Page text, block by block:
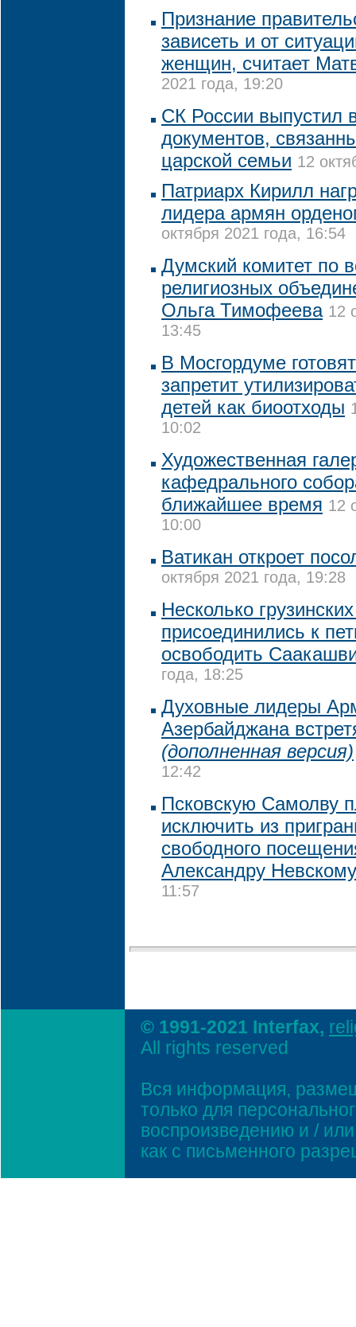
Признание
зависеть и от
женщин, считает
2021 года, 19:20
СК России выпустил
документов,
царской семьи 12
Патриарх Кирилл
лидера армян
октября 2021 года, 16:54
Думский комитет по
религиозных
Ольга Тимофеева 12
13:45
В Мосгордуме
запретит
детей как биоотходы
10:02
Художественная
кафедрального
ближайшее время 12
10:00
Ватикан откроет
октября 2021 года, 19:28
Несколько
присоединились к
освободить
года, 18:25
Духовные лидеры
Азербайджана
(дополненная версия)
12:42
Псковскую Самолву
исключить из
свободного
Александру Невскому
11:57
© 1991-2021 Interfax,
All rights reserved
Вся информация,
только для
воспроизведению и /
как с письменного